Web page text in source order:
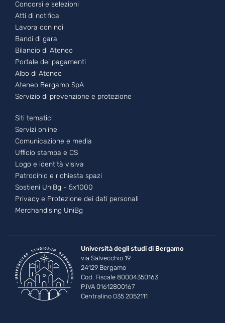
Footer - 2
Concorsi e selezioni
Atti di notifica
Lavora con noi
Bandi di gara
Bilancio di Ateneo
Portale dei pagamenti
Albo di Ateneo
Ateneo Bergamo SpA
Servizio di prevenzione e protezione
Footer - 3
Siti tematici
Servizi online
Comunicazione e media
Ufficio stampa e CS
Logo e identità visiva
Patrocinio e richiesta spazi
Sostieni UniBg - 5x1000
Privacy e Protezione dei dati personali
Merchandising UniBg
Università degli studi di Bergamo
via Salvecchio 19
24129 Bergamo
Cod. Fiscale 80004350163
P.IVA 01612800167
Centralino 035 2052111